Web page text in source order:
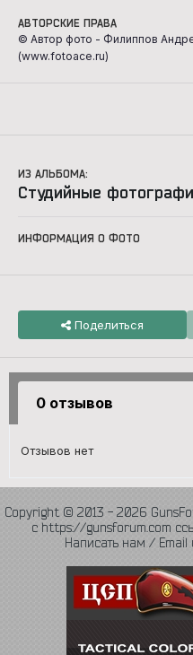
АВТОРСКИЕ ПРАВА
© Автор фото - Филиппов
(www.fotoace.ru)
ИЗ АЛЬБОМА:
Студийные
ИНФОРМАЦИЯ О ФОТО
Поделиться
0 отзывов
Отзывов нет
Copyright © 2013 - 2026
с https://gunsforum.com
Написать нам / Email